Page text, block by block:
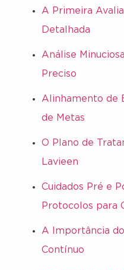
A Primeira
Detalhada
Análise
Preciso
Alinhamento de
de Metas
O Plano de
Lavieen
Cuidados Pré e
Protocolos para
A Importância
Contínuo